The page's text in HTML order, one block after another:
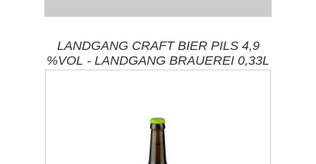
LANDGANG CRAFT BIER PILS 4,9
%VOL - LANDGANG BRAUEREI 0,33L